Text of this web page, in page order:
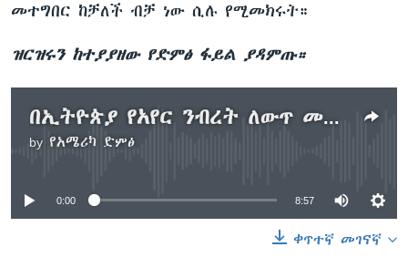
መተግበር ከቻለች ብቻ ነው ሲሉ የሚመክሩት።
ዝርዝሩን ከተያያዘው የድምፅ ፋይል ያዳምጡ።
በኢትዮጵያ የአየር ንብረት ለውጥ መዘዝ እየተባባሰ ነው
by የአሜሪካ ድምፅ
No media source currently available
0:00 8:57
ቀጥተኛ መገናኛ